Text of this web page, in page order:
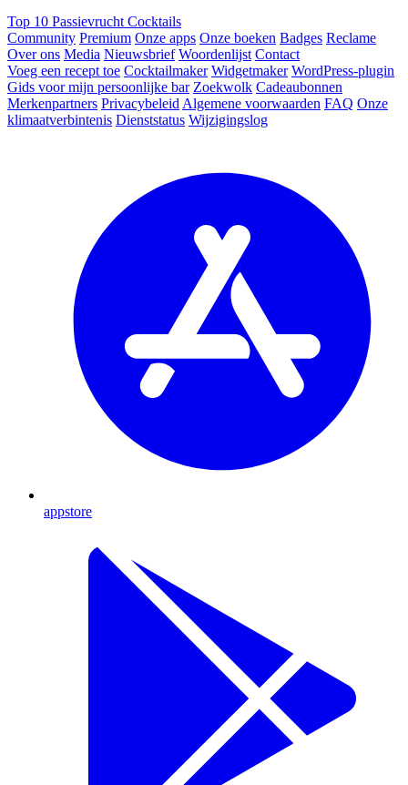
Top 10 Passievrucht Cocktails
Community Premium Onze apps Onze boeken Badges Reclame
Over ons Media Nieuwsbrief Woordenlijst Contact
Voeg een recept toe Cocktailmaker Widgetmaker WordPress-plugin
Gids voor mijn persoonlijke bar Zoekwolk Cadeaubonnen
Merkenpartners Privacybeleid Algemene voorwaarden FAQ Onze
klimaatverbintenis Dienststatus Wijzigingslog
appstore